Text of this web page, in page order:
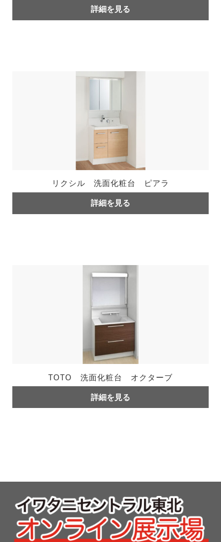
詳細を見る
リクシル 洗面化粧台 ピアラ
詳細を見る
TOTO 洗面化粧台 オクターブ
詳細を見る